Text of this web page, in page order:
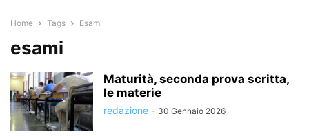
Home Tags Esami
esami
Maturità, seconda prova scritta,
le materie
redazione - 30 Gennaio 2026